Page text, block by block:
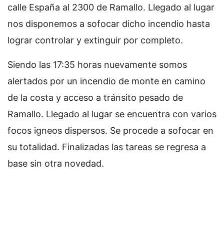
calle España al 2300 de Ramallo. Llegado al lugar
nos disponemos a sofocar dicho incendio hasta
lograr controlar y extinguir por completo.
Siendo las 17:35 horas nuevamente somos
alertados por un incendio de monte en camino
de la costa y acceso a tránsito pesado de
Ramallo. Llegado al lugar se encuentra con varios
focos igneos dispersos. Se procede a sofocar en
su totalidad. Finalizadas las tareas se regresa a
base sin otra novedad.